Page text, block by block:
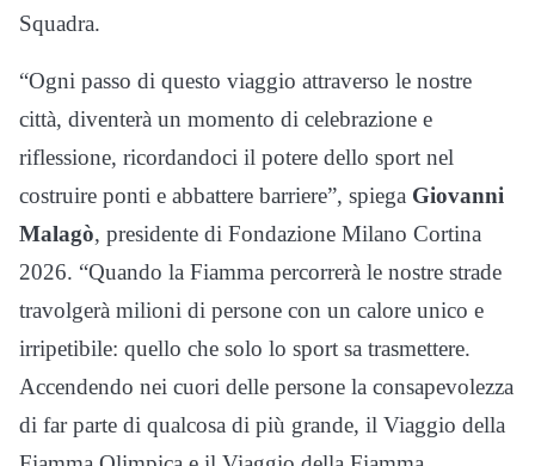
Squadra.
“Ogni passo di questo viaggio attraverso le nostre
città, diventerà un momento di celebrazione e
riflessione, ricordandoci il potere dello sport nel
costruire ponti e abbattere barriere”, spiega Giovanni
Malagò, presidente di Fondazione Milano Cortina
2026. “Quando la Fiamma percorrerà le nostre strade
travolgerà milioni di persone con un calore unico e
irripetibile: quello che solo lo sport sa trasmettere.
Accendendo nei cuori delle persone la consapevolezza
di far parte di qualcosa di più grande, il Viaggio della